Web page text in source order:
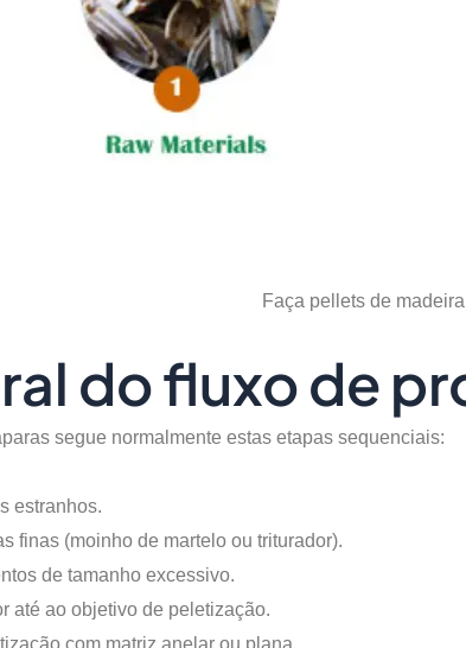
Faça pellets de
do fluxo de
segue normalmente estas etapas sequenciais:
estranhos.
finas (moinho de martelo ou triturador).
de tamanho excessivo.
até ao objetivo de peletização.